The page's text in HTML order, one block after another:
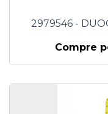
2979546 -
Compre